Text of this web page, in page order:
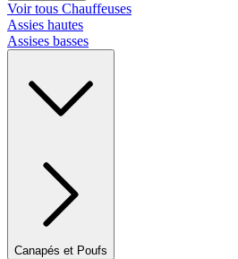
Voir tous Chauffeuses
Assies hautes
Assises basses
Canapés et Poufs